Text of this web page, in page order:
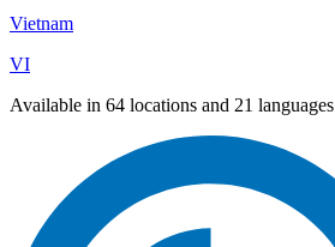
Vietnam
VI
Available in 64 locations and 21 languages